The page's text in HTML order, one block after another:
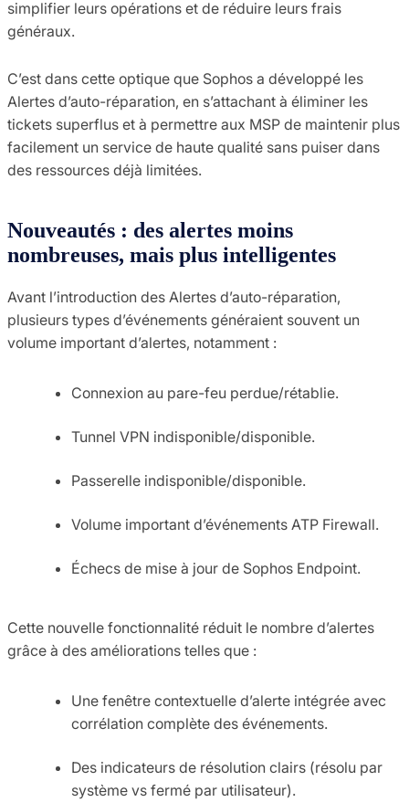
simplifier leurs opérations et de réduire leurs frais
généraux.
C’est dans cette optique que Sophos a développé les
Alertes d’auto-réparation, en s’attachant à éliminer les
tickets superflus et à permettre aux MSP de maintenir plus
facilement un service de haute qualité sans puiser dans
des ressources déjà limitées.
Nouveautés : des alertes moins
nombreuses, mais plus intelligentes
Avant l’introduction des Alertes d’auto-réparation,
plusieurs types d’événements généraient souvent un
volume important d’alertes, notamment :
Connexion au pare-feu perdue/rétablie.
Tunnel VPN indisponible/disponible.
Passerelle indisponible/disponible.
Volume important d’événements ATP Firewall.
Échecs de mise à jour de Sophos Endpoint.
Cette nouvelle fonctionnalité réduit le nombre d’alertes
grâce à des améliorations telles que :
Une fenêtre contextuelle d’alerte intégrée avec
corrélation complète des événements.
Des indicateurs de résolution clairs (résolu par
système vs fermé par utilisateur).